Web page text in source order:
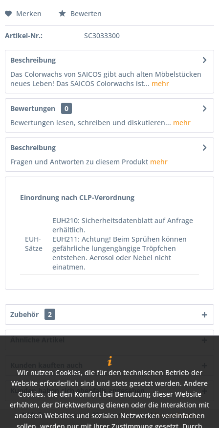
Merken Bewerten
Artikel-Nr.: SC3033300
Beschreibung
Das Colorwachs von SAICOS gibt auch alten Möbelstücken
neues Leben! Das SAICOS Colorwachs ist... mehr
Bewertungen
0
Bewertungen lesen, schreiben und diskutieren... mehr
Beschreibung
Fragen und Antworten zu diesem Produkt mehr
Einordnung nach CLP-Verordnung
EUH-
Sätze
EUH210: Sicherheitsdatenblatt auf Anfrage
erhältlich.
EUH211: Achtung! Beim Sprühen können
gefährliche lungengängige Tröpfchen
entstehen. Aerosol oder Nebel nicht
einatmen.
Zubehör 2
Kunden haben sich ebenfalls angesehen
* Alle Preise inkl. gesetzl. Mehrwertsteuer zzgl.Versandkosten
Wir nutzen Cookies, die für den technischen Betrieb der
Website erforderlich sind und stets gesetzt werden. Andere
Cookies, die den Komfort bei Benutzung dieser Website
erhöhen, der Direktwerbung dienen oder die Interaktion mit
anderen Websites und sozialen Netzwerken vereinfachen